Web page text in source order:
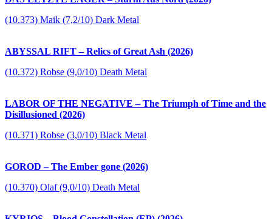
(10.373) Maik (7,2/10) Dark Metal
ABYSSAL RIFT – Relics of Great Ash (2026)
(10.372) Robse (9,0/10) Death Metal
LABOR OF THE NEGATIVE – The Triumph of Time and the
Disillusioned (2026)
(10.371) Robse (3,0/10) Black Metal
GOROD – The Ember gone (2026)
(10.370) Olaf (9,0/10) Death Metal